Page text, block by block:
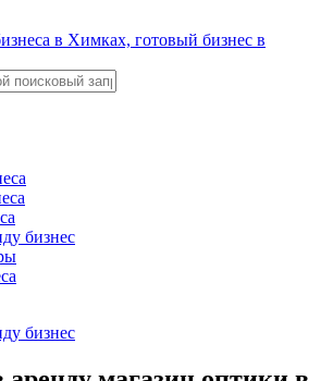
в Химках, готовый бизнес в
бизнес
бизнес